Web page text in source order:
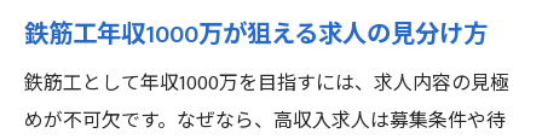
鉄筋工年収1000万が狙える求人の見分け方
鉄筋工として年収1000万を目指すには、求人内容の見極
めが不可欠です。なぜなら、高収入求人は募集条件や待